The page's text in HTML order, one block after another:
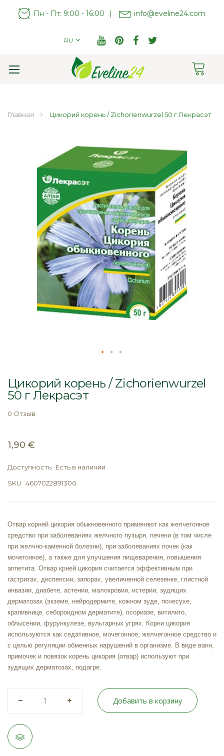
Пн - Пт: 9:00 - 16:00 | info@eveline24.com
RU
Главная Цикорий корень / Zichorienwurzel 50 г Лекрасэт
изображений
началу
галереи
Цикорий корень / Zichorienwurzel
50 г Лекрасэт
0 Отзыв
1,90 €
Доступность Есть в наличии
SKU 4607022891300
Отвар корней цикория обыкновенного применяют как желчегонное
средство при заболеваниях желчного пузыря, печени (в том числе
при желчно-каменной болезни), при заболеваниях почек (как
мочегонное), а также для улучшения пищеварения, повышения
аппетита. Отвар крней цикория считается эффективным при
гастритах, диспепсии, запорах, увеличенной селезенке, глистной
инвазии, диабете, астении, малокровии, истерии, зудящих
дерматозах (экземе, нейродермите, кожном зуде, почесухе,
крапивнице, себороидном дерматите), псориазе, витилиго,
облысении, фурункулезе, вульгарных угрях. Корни цикория
используются как седативное, мочегонное, желчегонное средство и
с целью регуляции обменных нарушений в организме. В виде ванн,
примочек и повязок корень цикория (отвар) используют при
зудящих дерматозах, подагре.
Добавить в корзину